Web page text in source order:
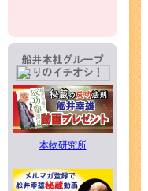
本物研究所